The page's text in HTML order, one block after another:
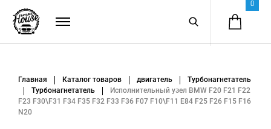
0
Главная Каталог товаров двигатель
Турбонагнетатель
Турбонагнетатель
Исполнительный узел BMW F20 F21 F22
F23 F30\F31 F34 F35 F32 F33 F36 F07 F10\F11 E84 F25 F26 F15 F16
N20